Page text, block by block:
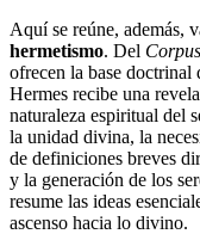
Aquí se reúne, además,
hermetismo. Del
ofrecen la base doctrinal
Hermes recibe una
naturaleza espiritual del
la unidad divina, la
de definiciones breves
y la generación de los
resume las ideas
ascenso hacia lo divino.